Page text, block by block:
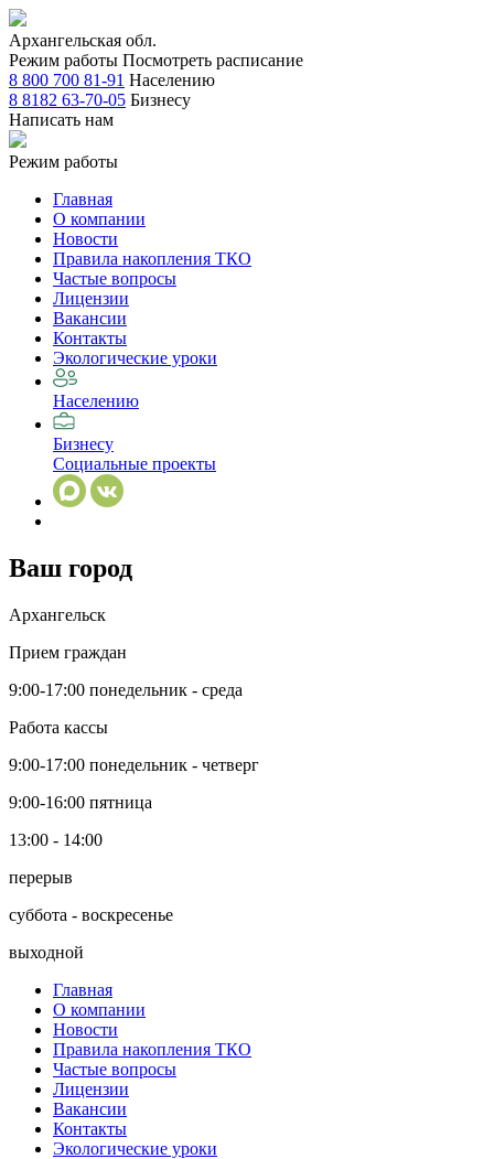
Архангельская обл.
Режим работы Посмотреть расписание
8 800 700 81-91 Населению
8 8182 63-70-05 Бизнесу
Написать нам
Режим работы
Главная
О компании
Новости
Правила накопления ТКО
Частые вопросы
Лицензии
Вакансии
Контакты
Экологические уроки
Населению
Бизнесу
Социальные проекты
Ваш город
Архангельск
Прием граждан
9:00-17:00 понедельник - среда
Работа кассы
9:00-17:00 понедельник - четверг
9:00-16:00 пятница
13:00 - 14:00
перерыв
суббота - воскресенье
выходной
Главная
О компании
Новости
Правила накопления ТКО
Частые вопросы
Лицензии
Вакансии
Контакты
Экологические уроки